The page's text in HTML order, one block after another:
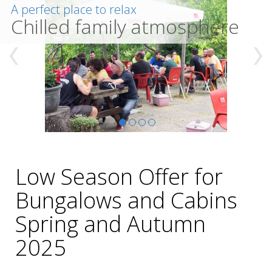
A perfect place to relax
Chilled family atmosphere
Low Season Offer for
Bungalows and Cabins
Spring and Autumn
2025